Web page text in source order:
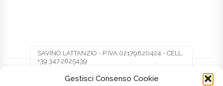
Gestisci Consenso Cookie
SAVINO LATTANZIO - P.IVA 02179820424 - CELL.
+39 347.2625439